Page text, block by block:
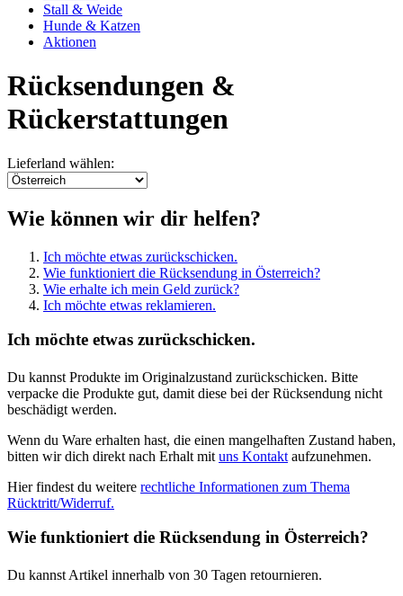
Stall & Weide
Hunde & Katzen
Aktionen
Rücksendungen &
Rückerstattungen
Lieferland wählen:
Wie können wir dir helfen?
Ich möchte etwas zurückschicken.
Wie funktioniert die Rücksendung in Österreich?
Wie erhalte ich mein Geld zurück?
Ich möchte etwas reklamieren.
Ich möchte etwas zurückschicken.
Du kannst Produkte im Originalzustand zurückschicken. Bitte
verpacke die Produkte gut, damit diese bei der Rücksendung nicht
beschädigt werden.
Wenn du Ware erhalten hast, die einen mangelhaften Zustand haben,
bitten wir dich direkt nach Erhalt mit uns Kontakt aufzunehmen.
Hier findest du weitere rechtliche Informationen zum Thema
Rücktritt/Widerruf.
Wie funktioniert die Rücksendung in Österreich?
Du kannst Artikel innerhalb von 30 Tagen retournieren.